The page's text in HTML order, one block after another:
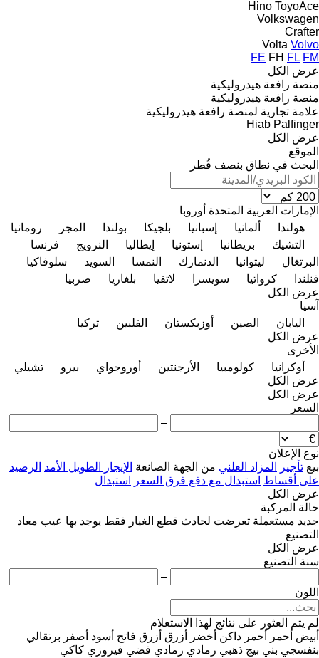
Hino ToyoAce
Volkswagen
Crafter
Volta Volvo
FE FH FL FM
عرض الكل
منصة رافعة هيدروليكية
منصة رافعة هيدروليكية
علامة تجارية لمنصة رافعة هيدروليكية
Hiab Palfinger
عرض الكل
الموقع
البحث في نطاق بنصف قُطر
الإمارات العربية المتحدة أوروبا
هولندا
ألمانيا إسبانيا بلجيكا بولندا المجر
رومانيا
التشيك
بريطانيا إستونيا إيطاليا النرويج
فرنسا
البرتغال
ليتوانيا الدنمارك النمسا السويد
سلوفاكيا
فنلندا
كرواتيا سويسرا لاتفيا بلغاريا
صربيا
عرض الكل
آسيا
اليابان
الصين أوزبكستان الفلبين
تركيا
عرض الكل
الأخرى
أوكرانيا
كولومبيا الأرجنتين أوروجواي بيرو
تشيلي
عرض الكل
عرض الكل
السعر
–
نوع الإعلان
بيع تأجير المزاد العلني من الجهة الصانعة الإيجار الطويل الأمد الرصيد
على أقساط استبدال مع دفع فرق السعر
استبدال
عرض الكل
حالة المركبة
جديد مستعملة تعرضت لحادث قطع الغيار فقط يوجد بها عيب معاد
التصنيع
عرض الكل
سنة التصنيع
–
اللون
لم يتم العثور على نتائج لهذا الاستعلام
أبيض أحمر أحمر داكن أخضر أزرق أزرق فاتح أسود أصفر برتقالي
بنفسجي بني بيج ذهبي رمادي رمادي فضي فيروزي كاكي